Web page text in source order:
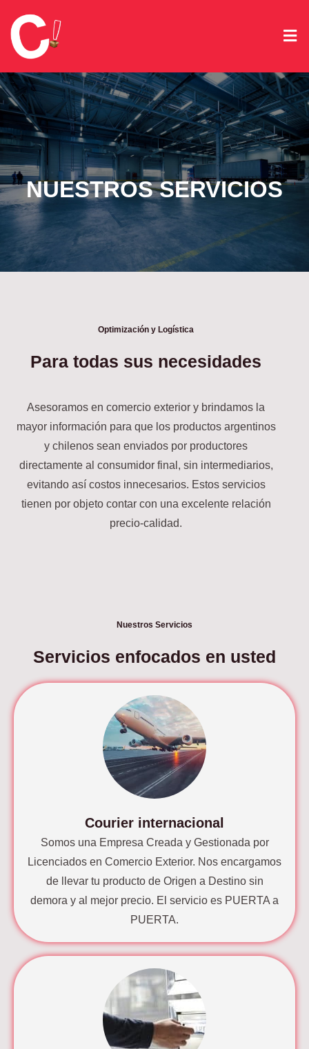
NUESTROS SERVICIOS
Optimización y Logística
Para todas sus necesidades
Asesoramos en comercio exterior y brindamos la
mayor información para que los productos argentinos
y chilenos sean enviados por productores
directamente al consumidor final, sin intermediarios,
evitando así costos innecesarios. Estos servicios
tienen por objeto contar con una excelente relación
precio-calidad.
Nuestros Servicios
Servicios enfocados en usted
Courier internacional
Somos una Empresa Creada y Gestionada por
Licenciados en Comercio Exterior. Nos encargamos
de llevar tu producto de Origen a Destino sin
demora y al mejor precio. El servicio es PUERTA a
PUERTA.